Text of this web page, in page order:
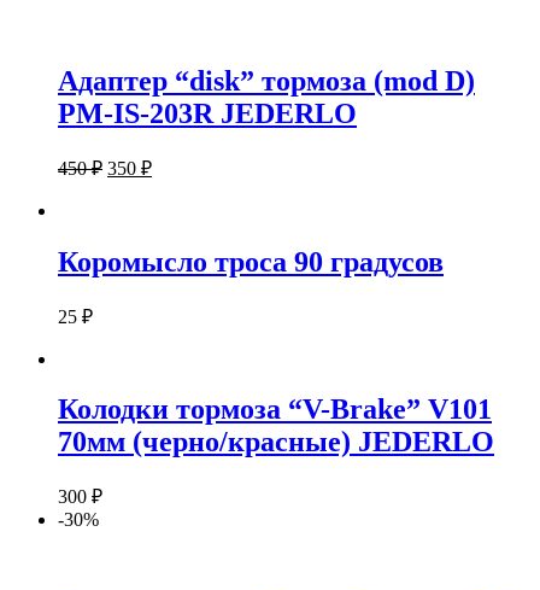
Адаптер “disk” тормоза (mod D)
PM-IS-203R JEDERLO
450₽ 350 ₽
Коромысло троса 90 градусов
25 ₽
Колодки тормоза “V-Brake” V101
70мм (черно/красные) JEDERLO
300 ₽
-30%